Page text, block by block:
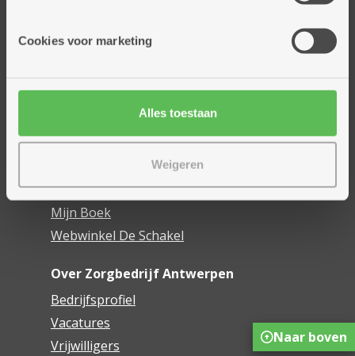
Cookies voor marketing
Alles toestaan
Weigeren
Thuisdiensten
Assistentiewoningen
Mijn Zorgbedrijf
Onze innovaties
Mijn Boek
Webwinkel De Schakel
Over Zorgbedrijf Antwerpen
Bedrijfsprofiel
Vacatures
Vrijwilligers
Naar boven